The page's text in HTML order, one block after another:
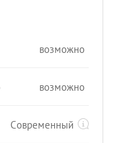
возможно
возможно
Современный